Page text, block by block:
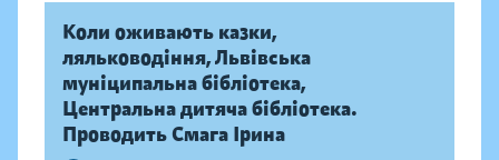
Коли оживають казки,
ляльководіння, Львівська
муніципальна бібліотека,
Центральна дитяча бібліотека.
Проводить Смага Ірина